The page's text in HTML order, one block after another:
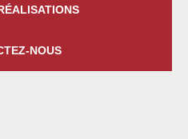
NOUS